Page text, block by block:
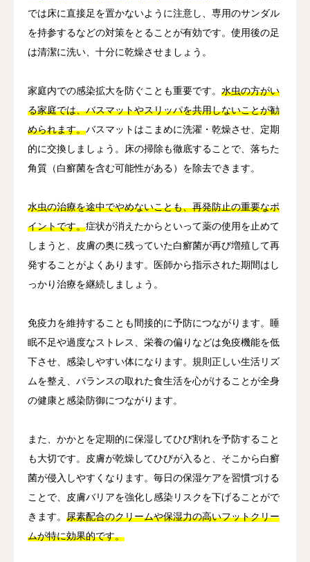
では床に直接足を置かないように注意し、専用のサンダル
を持参するなどの対策をとることが有効です。使用後の足
は清潔に洗い、十分に乾燥させましょう。
家庭内での感染拡大を防ぐことも重要です。 水虫の方がい
る家庭では、バスマットやスリッパを共用しないことが勧
められます。バスマットはこまめに洗濯・乾燥させ、定期
的に交換しましょう。床の掃除も徹底することで、落ちた
角質（白癬菌を含む可能性がある）を除去できます。
水虫の治療を途中でやめないことも、再発防止の重要なポ
イントです。症状が消えたからといって薬の使用を止めて
しまうと、皮膚の奥に残っていた白癬菌が再び増殖して再
発することがよくあります。医師から指示された期間はし
っかり治療を継続しましょう。
免疫力を維持することも間接的に予防につながります。睡
眠不足や過度なストレス、栄養の偏りなどは免疫機能を低
下させ、感染しやすい体になります。規則正しい生活リズ
ムを整え、バランスの取れた食生活を心がけることが全身
の健康と感染防御につながります。
また、かかとを定期的に保湿してひび割れを予防すること
も大切です。皮膚が乾燥してひびが入ると、そこから白癬
菌が侵入しやすくなります。毎日の保湿ケアを習慣づける
ことで、皮膚バリアを強化し感染リスクを下げることがで
きます。 尿素配合のクリームや保湿力の高いフットクリー
ムが特に効果的です。